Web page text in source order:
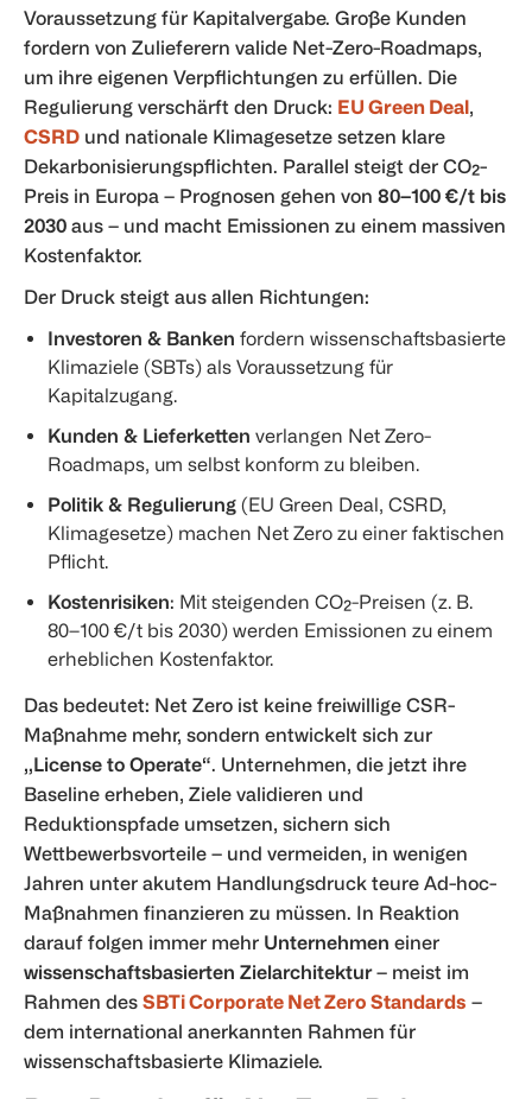
Voraussetzung für Kapitalvergabe. Große Kunden
fordern von Zulieferern valide Net-Zero-Roadmaps,
um ihre eigenen Verpflichtungen zu erfüllen. Die
Regulierung verschärft den Druck: EU Green Deal,
CSRD und nationale Klimagesetze setzen klare
Dekarbonisierungspflichten. Parallel steigt der CO₂-
Preis in Europa – Prognosen gehen von 80–100 €/t bis
2030 aus – und macht Emissionen zu einem massiven
Kostenfaktor.
Der Druck steigt aus allen Richtungen:
Investoren & Banken fordern wissenschaftsbasierte
Klimaziele (SBTs) als Voraussetzung für
Kapitalzugang.
Kunden & Lieferketten verlangen Net Zero-
Roadmaps, um selbst konform zu bleiben.
Politik & Regulierung (EU Green Deal, CSRD,
Klimagesetze) machen Net Zero zu einer faktischen
Pflicht.
Kostenrisiken: Mit steigenden CO₂-Preisen (z. B.
80–100 €/t bis 2030) werden Emissionen zu einem
erheblichen Kostenfaktor.
Das bedeutet: Net Zero ist keine freiwillige CSR-
Maßnahme mehr, sondern entwickelt sich zur
„License to Operate“. Unternehmen, die jetzt ihre
Baseline erheben, Ziele validieren und
Reduktionspfade umsetzen, sichern sich
Wettbewerbsvorteile – und vermeiden, in wenigen
Jahren unter akutem Handlungsdruck teure Ad-hoc-
Maßnahmen finanzieren zu müssen. In Reaktion
darauf folgen immer mehr Unternehmen einer
wissenschaftsbasierten Zielarchitektur– meist im
Rahmen des SBTi Corporate Net Zero Standards –
dem international anerkannten Rahmen für
wissenschaftsbasierte Klimaziele.